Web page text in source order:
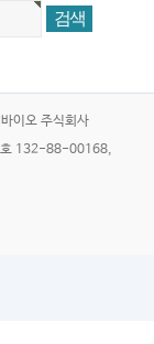
이오 주식회사
호 132-88-00168,